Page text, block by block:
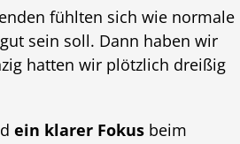
fühlten sich wie normale
sein soll. Dann haben wir
hatten wir plötzlich dreißig
ein klarer Fokus beim